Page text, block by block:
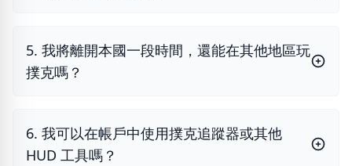
5. 我將離開本國一段時間，還能在其他地區玩
撲克嗎？
6. 我可以在帳戶中使用撲克追蹤器或其他
HUD 工具嗎？